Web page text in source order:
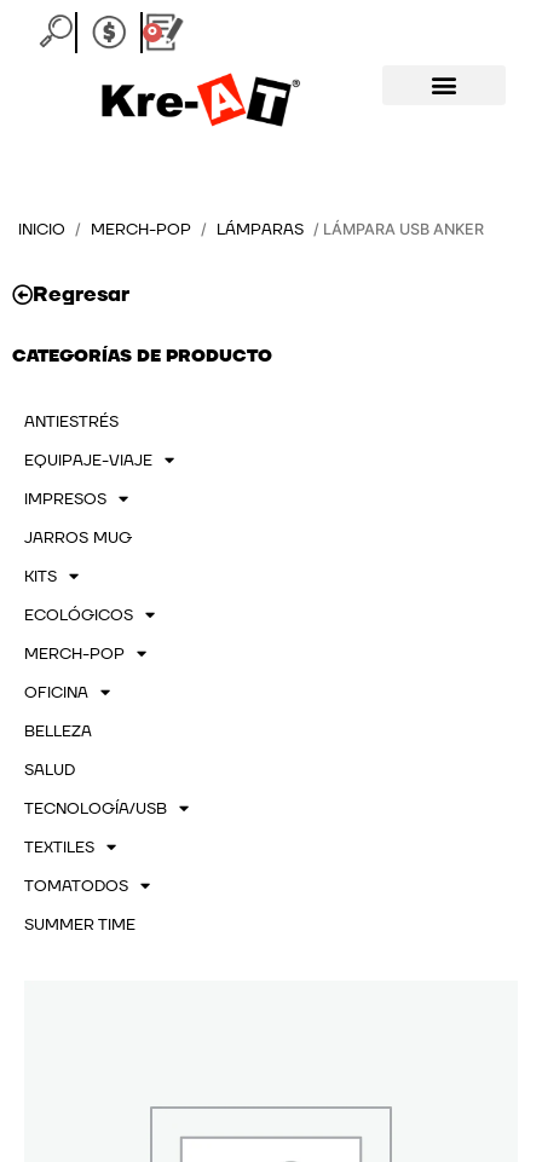
0
Carrito
INICIO / MERCH-POP / LÁMPARAS / LÁMPARA USB ANKER
Regresar
CATEGORÍAS DE PRODUCTO
ANTIESTRÉS
EQUIPAJE-VIAJE
IMPRESOS
JARROS MUG
KITS
ECOLÓGICOS
MERCH-POP
OFICINA
BELLEZA
SALUD
TECNOLOGÍA/USB
TEXTILES
TOMATODOS
SUMMER TIME